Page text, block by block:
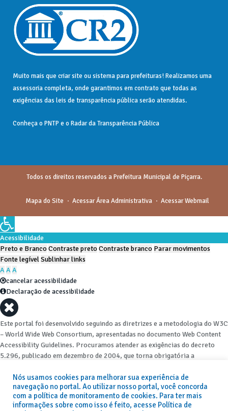
Muito mais que criar site ousistema para prefeituras! Realizamos uma
assessoriacompleta, onde garantimos em contrato que todas as
exigências das leis de transparência públicaserão atendidas.
Conheça o PNTP e o Radar da Transparência Pública
Todos os direitos reservados a Prefeitura Municipal de Piçarra.
Mapa do Site Acessar Área Administrativa Acessar Webmail
Nós usamos cookies para melhorar sua experiência de
navegação no portal. Ao utilizar nosso portal, você concorda
com a política de monitoramento de cookies. Para ter mais
informações sobre como isso é feito, acesse Política de
Acessibilidade
Preto e BrancoContraste pretoContraste branco Parar movimentos
Fonte legívelSublinhar links
AAA
cancelar acessibilidade
Declaração de acessibilidade
Este portal foi desenvolvido seguindo as diretrizes e a metodologia do W3C
– World Wide Web Consortium, apresentadas no documento Web Content
Accessibility Guidelines. Procuramos atender as exigências do decreto
5.296, publicado em dezembro de 2004, que torna obrigatória a
rede mundial de computadores para o uso das pessoas com necessidades
especiais, garantindo-lhes o pleno acesso aos conteúdos disponíveis.